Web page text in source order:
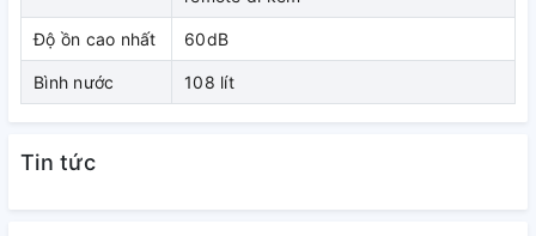
Dung tích bình chứa nước 108 lít,
cho thời gian sử dụng liên tục 27 -
36 tiếng, cửa đổ nước rộng, châm
nước tiện lợi
Độ ồn cao nhất 60dB
Bình nước 108 lít
Tin tức